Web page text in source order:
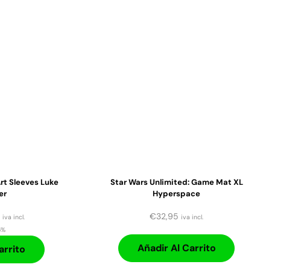
Sleeves Luke
iva incl.
Star Wars Unlimited: Game Mat XL
Hyperspace
€32,95 iva incl.
Añadir Al Carrito